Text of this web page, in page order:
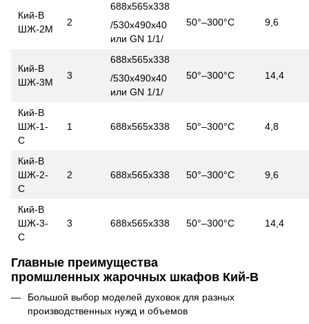
Кий-В
ШЖ-2М
2
688х565х338
/530х490х40
или GN 1/1/
50°–300°С 9,6
Кий-В
ШЖ-3М
3
688х565х338
/530х490х40
или GN 1/1/
50°–300°С 14,4
Кий-В
ШЖ-1-
С
1 688х565х338 50°–300°С 4,8
Кий-В
ШЖ-2-
С
2 688х565х338 50°–300°С 9,6
Кий-В
ШЖ-3-
С
3 688х565х338 50°–300°С 14,4
Главные преимущества
промшленных жарочных шкафов Кий-В
Большой выбор моделей духовок для разных
производственных нужд и объемов